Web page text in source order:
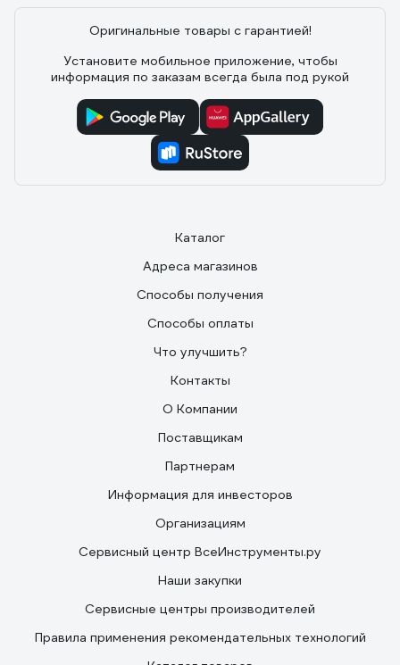
Оригинальные товары с гарантией!
Установите мобильное приложение, чтобы
информация по заказам всегда была под рукой
Каталог
Адреса магазинов
Способы получения
Способы оплаты
Что улучшить?
Контакты
О Компании
Поставщикам
Партнерам
Информация для инвесторов
Организациям
Сервисный центр ВсеИнструменты.ру
Наши закупки
Сервисные центры производителей
Правила применения рекомендательных технологий